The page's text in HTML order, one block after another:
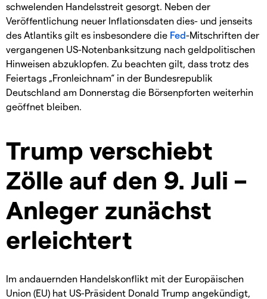
schwelenden Handelsstreit gesorgt. Neben der
Veröffentlichung neuer Inflationsdaten dies- und jenseits
des Atlantiks gilt es insbesondere die Fed-Mitschriften der
vergangenen US-Notenbanksitzung nach geldpolitischen
Hinweisen abzuklopfen. Zu beachten gilt, dass trotz des
Feiertags „Fronleichnam“ in der Bundesrepublik
Deutschland am Donnerstag die Börsenpforten weiterhin
geöffnet bleiben.
Trump verschiebt
Zölle auf den 9. Juli –
Anleger zunächst
erleichtert
Im andauernden Handelskonflikt mit der Europäischen
Union (EU) hat US-Präsident Donald Trump angekündigt,